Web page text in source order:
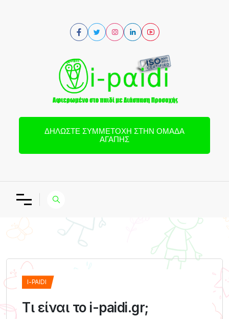
ΔΗΛΏΣΤΕ ΣΥΜΜΕΤΟΧΉ ΣΤΗΝ ΟΜΆΔΑ
ΑΓΆΠΗΣ
I-PAIDI
Τι είναι το i-paidi.gr;